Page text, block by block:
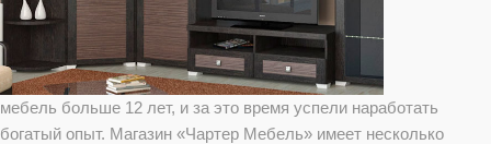
мебель больше 12 лет, и за это время успели наработать
богатый опыт. Магазин «Чартер Мебель» имеет несколько